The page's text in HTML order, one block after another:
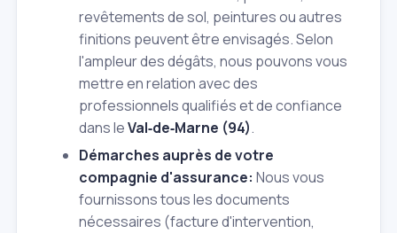
revêtements de sol, peintures ou autres
finitions peuvent être envisagés. Selon
l'ampleur des dégâts, nous pouvons vous
mettre en relation avec des
professionnels qualifiés et de confiance
dans leVal‑de‑Marne (94).
Démarches auprès de votre
compagnie d'assurance: Nous vous
fournissons tous les documents
nécessaires (facture d'intervention,